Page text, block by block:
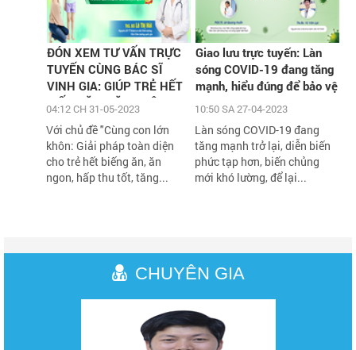
ĐÓN XEM TƯ VẤN TRỰC
TUYẾN CÙNG BÁC SĨ
VINH GIA: GIÚP TRẺ HẾT
BIẾNG ĂN, TĂNG CÂN,
HÀNG NGÀN QUÀ TẶNG
H
04:12 CH 31-05-2023
Với chủ đề "Cùng con lớn
khôn: Giải pháp toàn diện
cho trẻ hết biếng ăn, ăn
ngon, hấp thu tốt, tăng...
Giao lưu trực tuyến: Làn
sóng COVID-19 đang tăng
mạnh, hiểu đúng để bảo vệ
sức khỏe an toàn
10:50 SA 27-04-2023
Làn sóng COVID-19 đang
tăng mạnh trở lại, diễn biến
phức tạp hơn, biến chủng
mới khó lường, để lại...
CHUYÊN GIA